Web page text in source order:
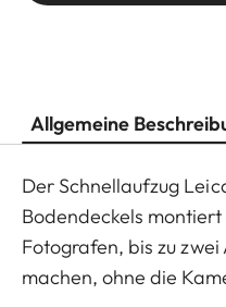
Allgemeine
Der Schnellaufzug
Bodendeckels
Fotografen, bis zu
machen, ohne die